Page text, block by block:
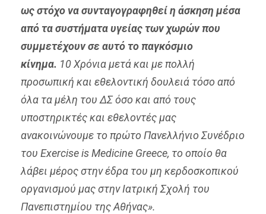
ως στόχο να συνταγογραφηθεί η άσκηση μέσα
από τα συστήματα υγείας των χωρών που
συμμετέχουν σε αυτό το παγκόσμιο
κίνημα. 10 Χρόνια μετά και με πολλή
προσωπική και εθελοντική δουλειά τόσο από
όλα τα μέλη του ΔΣ όσο και από τους
υποστηρικτές και εθελοντές μας
ανακοινώνουμε το πρώτο Πανελλήνιο Συνέδριο
του Exercise is Medicine Greece, το οποίο θα
λάβει μέρος στην έδρα του μη κερδοσκοπικού
οργανισμού μας στην Ιατρική Σχολή του
Πανεπιστημίου της Αθήνας».